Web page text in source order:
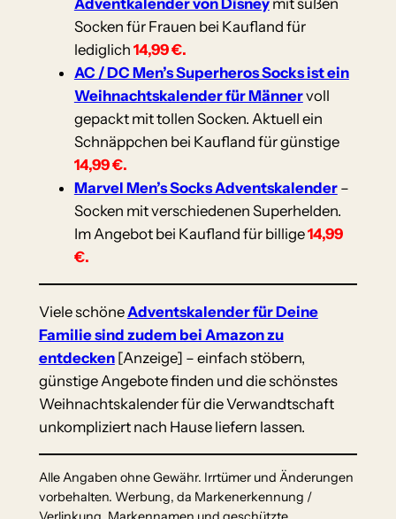
Adventkalender von Disneymit süßen
Socken für Frauen bei Kaufland für
lediglich 14,99 €.
AC / DC Men’s Superheros Socks ist ein
Weihnachtskalender für Männervoll
gepackt mit tollen Socken. Aktuell ein
Schnäppchen bei Kaufland für günstige
14,99 €.
Marvel Men’s Socks Adventskalender–
Socken mit verschiedenen Superhelden.
Im Angebot bei Kaufland für billige14,99
€.
Viele schöne Adventskalender für Deine
Familie sind zudem bei Amazon zu
entdecken[Anzeige] – einfach stöbern,
günstige Angebote finden und die schönstes
Weihnachtskalender für die Verwandtschaft
unkompliziert nach Hause liefern lassen.
Alle Angaben ohne Gewähr. Irrtümer und Änderungen
vorbehalten. Werbung, da Markenerkennung /